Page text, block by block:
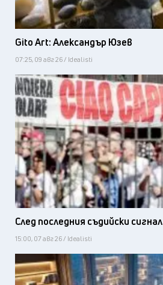
Gito Art: Александър Юзев
07:25, 09 авг 26 / Idealisti
След последния съдийски сигнал
15:00, 07 авг 26 / Idealisti